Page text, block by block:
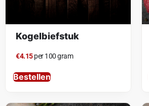
Kogelbiefstuk
€4.15per 100 gram
Bestellen